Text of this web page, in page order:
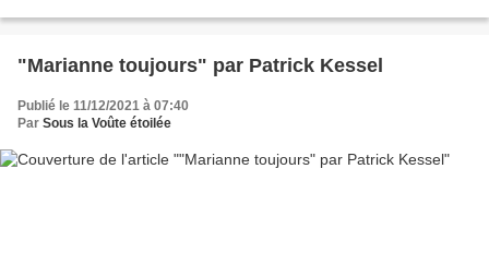
"Marianne toujours" par Patrick Kessel
Publié le 11/12/2021 à 07:40
Par Sous la Voûte étoilée